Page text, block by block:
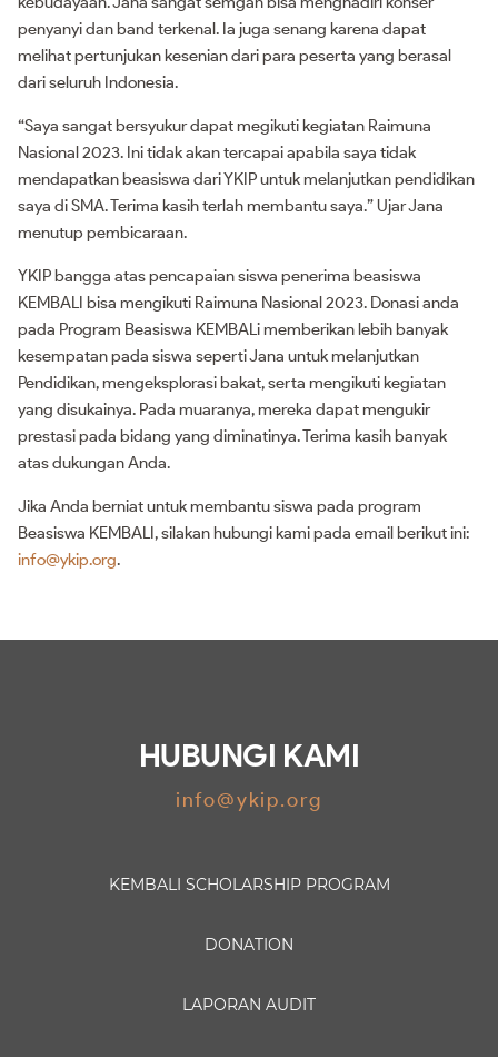
penyanyi dan band terkenal. Ia juga senang karena dapat
melihat pertunjukan kesenian dari para peserta yang berasal
dari seluruh Indonesia.
“Saya sangat bersyukur dapat megikuti kegiatan Raimuna
Nasional 2023. Ini tidak akan tercapai apabila saya tidak
mendapatkan beasiswa dari YKIP untuk melanjutkan pendidikan
saya di SMA. Terima kasih terlah membantu saya.” Ujar Jana
menutup pembicaraan.
YKIP bangga atas pencapaian siswa penerima beasiswa
KEMBALI bisa mengikuti Raimuna Nasional 2023. Donasi anda
pada Program Beasiswa KEMBALi memberikan lebih banyak
kesempatan pada siswa seperti Jana untuk melanjutkan
Pendidikan, mengeksplorasi bakat, serta mengikuti kegiatan
yang disukainya. Pada muaranya, mereka dapat mengukir
prestasi pada bidang yang diminatinya. Terima kasih banyak
atas dukungan Anda.
Jika Anda berniat untuk membantu siswa pada program
Beasiswa KEMBALI, silakan hubungi kami pada email berikut ini:
info@ykip.org.
HUBUNGI KAMI
info@ykip.org
KEMBALI SCHOLARSHIP PROGRAM
DONATION
LAPORAN AUDIT